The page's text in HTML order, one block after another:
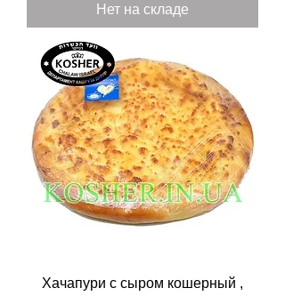
Нет на складе
Хачапури с сыром кошерный ,